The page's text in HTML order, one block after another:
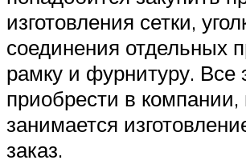
изготовления сетки,
соединения отдельных
рамку и фурнитуру. Все
приобрести в компании,
занимается
заказ.